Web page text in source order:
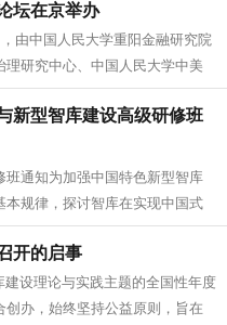
坛在京举办
由中国人民大学重阳金融研究院
理研究中心、中国人民大学中美
新型智库建设高级研修班
通知为加强中国特色新型智库
规律，探讨智库在实现中国式
开的启事
设理论与实践主题的全国性年度
办，始终坚持公益原则，旨在